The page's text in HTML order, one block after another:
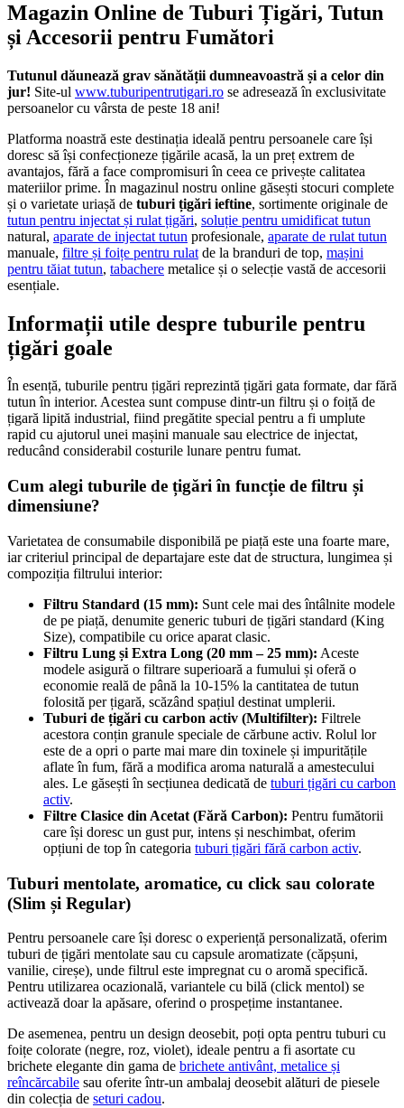
Magazin Online de Tuburi Țigări, Tutun
și Accesorii pentru Fumători
Tutunul dăunează grav sănătății dumneavoastră și a celor din
jur! Site-ul www.tuburipentrutigari.ro se adresează în exclusivitate
persoanelor cu vârsta de peste 18 ani!
Platforma noastră este destinația ideală pentru persoanele care își
doresc să își confecționeze țigările acasă, la un preț extrem de
avantajos, fără a face compromisuri în ceea ce privește calitatea
materiilor prime. În magazinul nostru online găsești stocuri complete
și o varietate uriașă de tuburi țigări ieftine, sortimente originale de
tutun pentru injectat și rulat țigări, soluție pentru umidificat tutun
natural, aparate de injectat tutun profesionale, aparate de rulat tutun
manuale, filtre și foițe pentru rulat de la branduri de top, mașini
pentru tăiat tutun, tabachere metalice și o selecție vastă de accesorii
esențiale.
Informații utile despre tuburile pentru
țigări goale
În esență, tuburile pentru țigări reprezintă țigări gata formate, dar fără
tutun în interior. Acestea sunt compuse dintr-un filtru și o foiță de
țigară lipită industrial, fiind pregătite special pentru a fi umplute
rapid cu ajutorul unei mașini manuale sau electrice de injectat,
reducând considerabil costurile lunare pentru fumat.
Cum alegi tuburile de țigări în funcție de filtru și
dimensiune?
Varietatea de consumabile disponibilă pe piață este una foarte mare,
iar criteriul principal de departajare este dat de structura, lungimea și
compoziția filtrului interior:
Filtru Standard (15 mm): Sunt cele mai des întâlnite modele
de pe piață, denumite generic tuburi de țigări standard (King
Size), compatibile cu orice aparat clasic.
Filtru Lung și Extra Long (20 mm – 25 mm): Aceste
modele asigură o filtrare superioară a fumului și oferă o
economie reală de până la 10-15% la cantitatea de tutun
folosită per țigară, scăzând spațiul destinat umplerii.
Tuburi de țigări cu carbon activ (Multifilter): Filtrele
acestora conțin granule speciale de cărbune activ. Rolul lor
este de a opri o parte mai mare din toxinele și impuritățile
aflate în fum, fără a modifica aroma naturală a amestecului
ales. Le găsești în secțiunea dedicată de tuburi țigări cu carbon
activ.
Filtre Clasice din Acetat (Fără Carbon): Pentru fumătorii
care își doresc un gust pur, intens și neschimbat, oferim
opțiuni de top în categoria tuburi țigări fără carbon activ.
Tuburi mentolate, aromatice, cu click sau colorate
(Slim și Regular)
Pentru persoanele care își doresc o experiență personalizată, oferim
tuburi de țigări mentolate sau cu capsule aromatizate (căpșuni,
vanilie, cireșe), unde filtrul este impregnat cu o aromă specifică.
Pentru utilizarea ocazională, variantele cu bilă (click mentol) se
activează doar la apăsare, oferind o prospețime instantanee.
De asemenea, pentru un design deosebit, poți opta pentru tuburi cu
foițe colorate (negre, roz, violet), ideale pentru a fi asortate cu
brichete elegante din gama de brichete antivânt, metalice și
reîncărcabile sau oferite într-un ambalaj deosebit alături de piesele
din colecția de seturi cadou.